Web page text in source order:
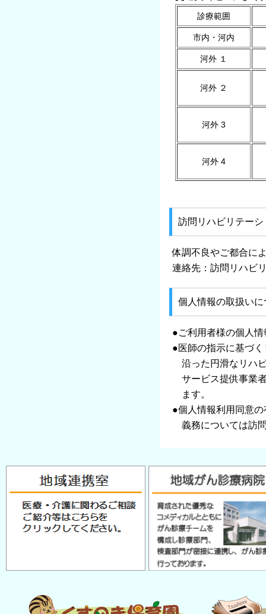
診療範囲
市内・河内
河外 １
河外 ２
河外 3
河外 4
訪問リハビリテー
体調不良やご都合に
連絡先：訪問リハビ
個⼈情報の取扱いに
●ご利用者様の個人
●医師の指示に基づ
沿った円滑なリハ
サービス提供事業
ます。
●個人情報利用同意
義務については訪